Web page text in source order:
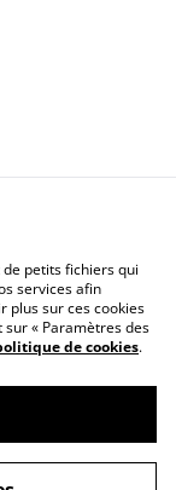
Policy
petits fichiers qui
services afin
plus sur ces cookies
« Paramètres des
de cookies.